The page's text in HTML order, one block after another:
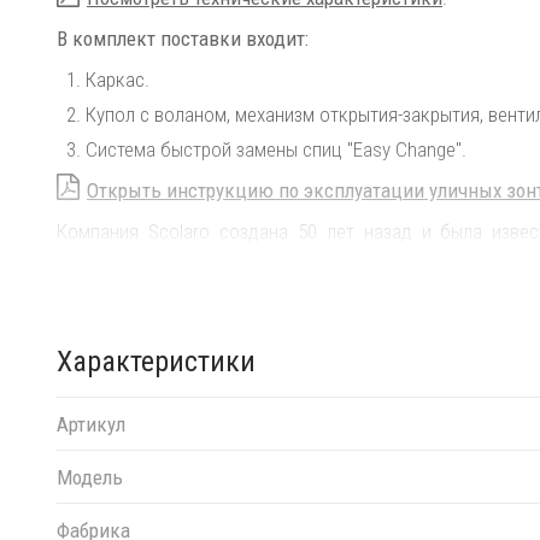
В комплект поставки входит:
Каркас.
Купол с воланом, механизм открытия-закрытия,
Система быстрой замены спиц "Easy Change".
Открыть инструкцию по эксплуатации уличных
Компания Scolaro создана 50 лет назад и была
итальянским. Наша компания -
России.
прослужил долго, воспользуйтесь
инструкциями по
Характеристики
Артикул
Модель
Фабрика